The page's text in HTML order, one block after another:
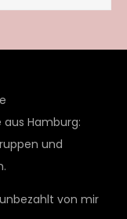
aus Hamburg:
und
von mir